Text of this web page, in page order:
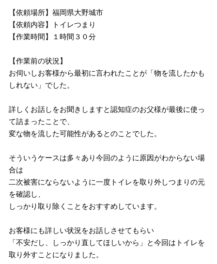
【依頼場所】福岡県大野城市
【依頼内容】トイレつまり
【作業時間】１時間３０分
【作業前の状況】
お伺いしお客様から最初に言われたことが「物を流したかも
しれない」でした。
詳しくお話しをお聞きしますと認知症のお父様が最後に使っ
て詰まったことで、
変な物を流した可能性があるとのことでした。
そういうケースは多々あり今回のように原因がわからない場
合は
二次被害にならないように一度トイレを取り外しつまりの元
を確認し、
しっかり取り除くことをおすすめしています。
お客様にも詳しい状況をお話しさせてもらい
「不安だし、しっかり直してほしいから」と今回はトイレを
取り外すことになりました。